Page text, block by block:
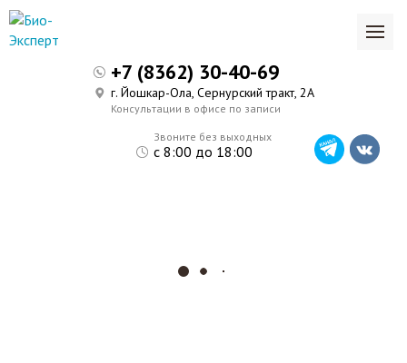
Звоните без выходных
с 8:00 до 18:00
+7 (8362) 30-40-69
г. Йошкар-Ола, Сернурский тракт, 2А
Консультации в офисе по записи